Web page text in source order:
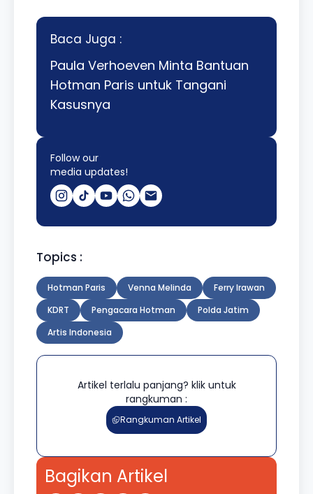
Baca Juga :
Paula Verhoeven Minta Bantuan
Hotman Paris untuk Tangani
Kasusnya
Follow our
media updates!
Topics :
Hotman Paris Venna Melinda
Ferry Irawan
KDRT
Pengacara Hotman
Polda Jatim
Artis Indonesia
Artikel terlalu panjang? klik untuk
rangkuman :
Rangkuman Artikel
Bagikan Artikel